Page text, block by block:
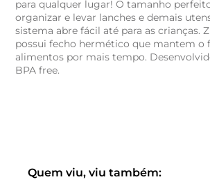
para qualquer lugar! O tamanho
organizar e levar lanches e demais
sistema abre fácil até para as crianças.
possui fecho hermético que mantem o
alimentos por mais tempo.
BPA free.
Quem viu, viu também: